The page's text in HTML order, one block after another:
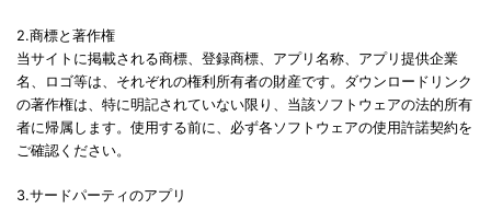
2.商標と著作権
当サイトに掲載される商標、登録商標、アプリ名称、アプリ提供企業
名、ロゴ等は、それぞれの権利所有者の財産です。ダウンロードリンク
の著作権は、特に明記されていない限り、当該ソフトウェアの法的所有
者に帰属します。使用する前に、必ず各ソフトウェアの使用許諾契約を
ご確認ください。
3.サードパーティのアプリ